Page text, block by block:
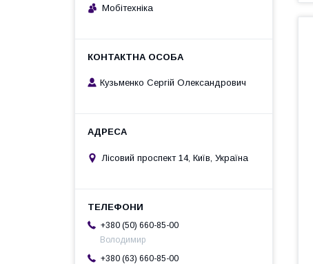
Мобітехніка
Кузьменко Сергій Олександрович
Лісовий проспект 14, Київ, Україна
+380 (50) 660-85-00
Володимир
+380 (63) 660-85-00